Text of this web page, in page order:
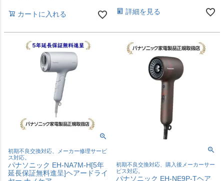
カートに入れる 詳細を見る
初期不良交換対応、メーカー修理サービ
ス対応。
パナソニック EH-NA7M-H[5年
延長保証無料進呈]ヘアードライ
初期不良交換対応、購入後メーカーサー
ビス対応。
パナソニック EH-NE9P-Tヘア